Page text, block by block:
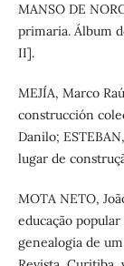
MANSO DE
primaria. Álbum
II].
MEJÍA, Marco
construcción
Danilo;
lugar de
MOTA NETO,
educação
genealogia de